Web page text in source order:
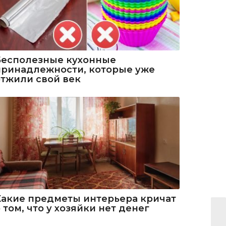
кухонные
которые уже
свой век
предметы интерьера кричат
том, что у хозяйки нет денег